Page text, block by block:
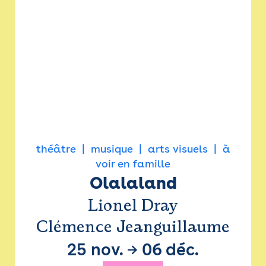
théâtre musique arts visuels
à
voir en famille
Olalaland
Lionel Dray
Clémence Jeanguillaume
25 nov. → 06 déc.